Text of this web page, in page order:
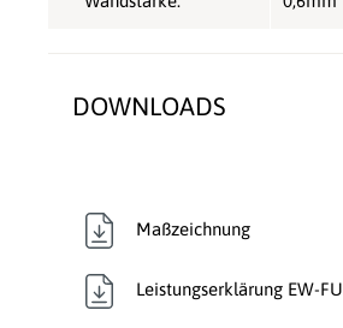
DOWNLOADS
Maßzeichnung
Leistungserklärung EW-FU